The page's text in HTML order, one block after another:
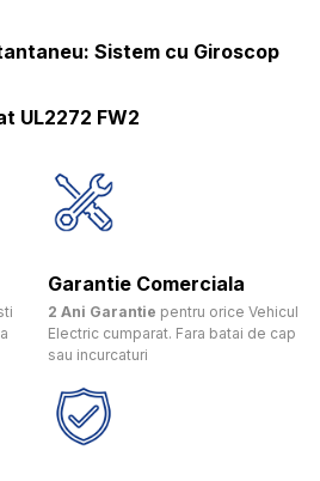
Sistem cu Giroscop
UL2272 FW2
Garantie Comerciala
2 Ani Garantie pentru orice Vehicul
Electric cumparat. Fara batai de cap
sau incurcaturi